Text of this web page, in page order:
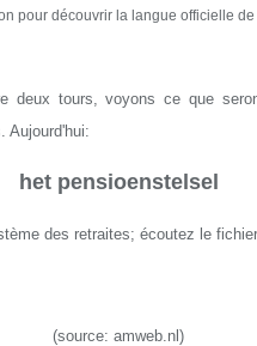
pour découvrir la langue officielle
deux tours, voyons ce que
Aujourd'hui:
het pensioenstelsel
des retraites; écoutez le
(source: amweb.nl)